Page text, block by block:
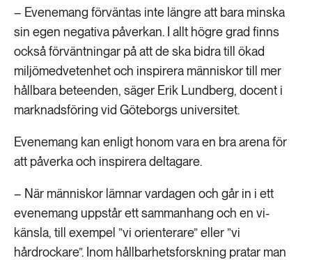
– Evenemang förväntas inte längre att bara minska
sin egen negativa påverkan. I allt högre grad finns
också förväntningar på att de ska bidra till ökad
miljömedvetenhet och inspirera människor till mer
hållbara beteenden, säger Erik Lundberg, docent i
marknadsföring vid Göteborgs universitet.
Evenemang kan enligt honom vara en bra arena för
att påverka och inspirera deltagare.
– När människor lämnar vardagen och går in i ett
evenemang uppstår ett sammanhang och en vi-
känsla, till exempel ”vi orienterare” eller ”vi
hårdrockare”. Inom hållbarhetsforskning pratar man